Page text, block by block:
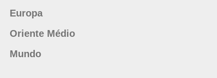
Europa
Oriente Médio
Mundo